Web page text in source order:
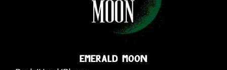
EMERALD MOON